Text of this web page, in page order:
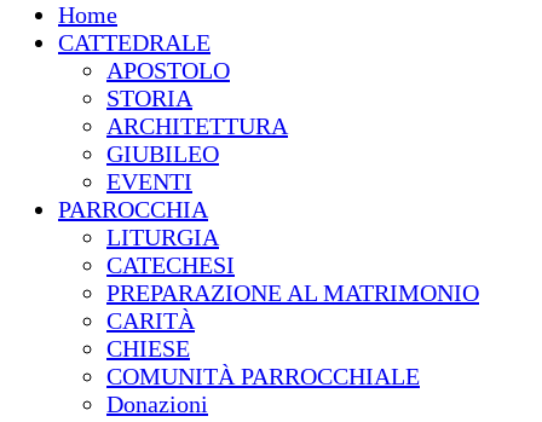
Home
CATTEDRALE
APOSTOLO
STORIA
ARCHITETTURA
GIUBILEO
EVENTI
PARROCCHIA
LITURGIA
CATECHESI
PREPARAZIONE AL MATRIMONIO
CARITÀ
CHIESE
COMUNITÀ PARROCCHIALE
Donazioni